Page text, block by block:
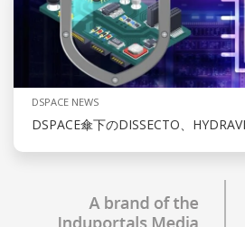
DSPACE NEWS
DSPACE傘下のDISSECTO、